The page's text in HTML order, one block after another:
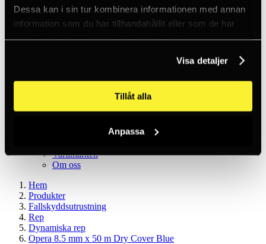
Dessa kan i sin tur kombinera informationen med annan
information som du har tillhandahållit eller som de har
samlat in när du har använt deras tjänster.
Visa detaljer
Tillåt alla
Anpassa
Pannlampor
Ficklampor
Hämtar kundpriser...
SV / SEK
Varumärken
Om oss
Hem
Produkter
Fallskyddsutrustning
Rep
Dynamiska rep
Opera 8.5 mm x 50 m Dry Cover Blue